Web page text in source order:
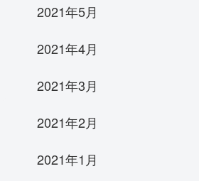
2021年5月
2021年4月
2021年3月
2021年2月
2021年1月